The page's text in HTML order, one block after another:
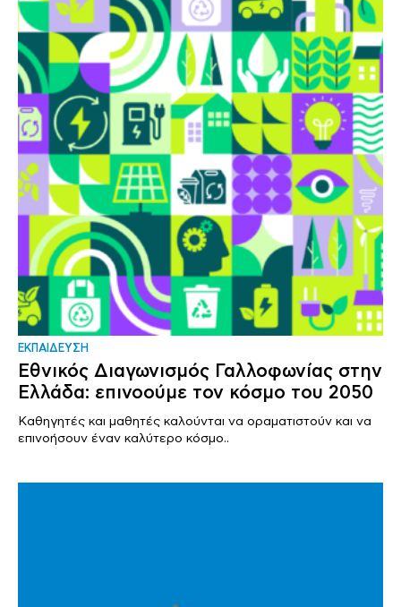
ΕΚΠΑΙΔΕΥΣΗ
Εθνικός Διαγωνισμός Γαλλοφωνίας στην
Ελλάδα: επινοούμε τον κόσμο του 2050
Καθηγητές και μαθητές καλούνται να οραματιστούν και να
επινοήσουν έναν καλύτερο κόσμο..